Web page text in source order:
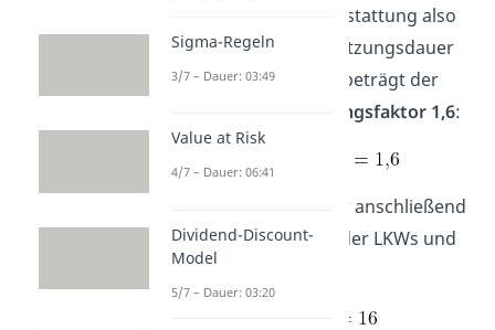
Enthält deine Erstausstattung also
10 LKWsmit einer Nutzungsdauer
von jeweils4 Jahren
, beträgt der
Kapazitätserweiterungsfaktor 1,6:
Das multiplizieren wir anschließend
noch mit der Anzahl der LKWs und
erhalten:
Sigma-Regeln
3/7 – Dauer: 03:49
Value at Risk
4/7 – Dauer: 06:41
Dividend-Discount-
Model
5/7 – Dauer: 03:20